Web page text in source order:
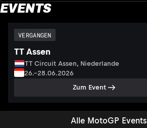
EVENTS
Alle MotoGP Events
VERGANGEN
TT Assen
TT Circuit Assen, Niederlande
26.–28.06.2026
Zum Event